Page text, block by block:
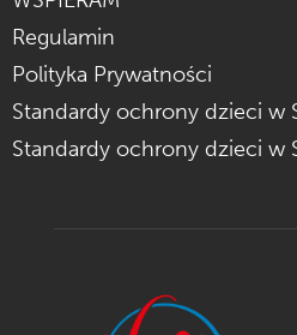
Regulamin
Polityka Prywatności
Standardy ochrony dzieci w
Standardy ochrony dzieci w